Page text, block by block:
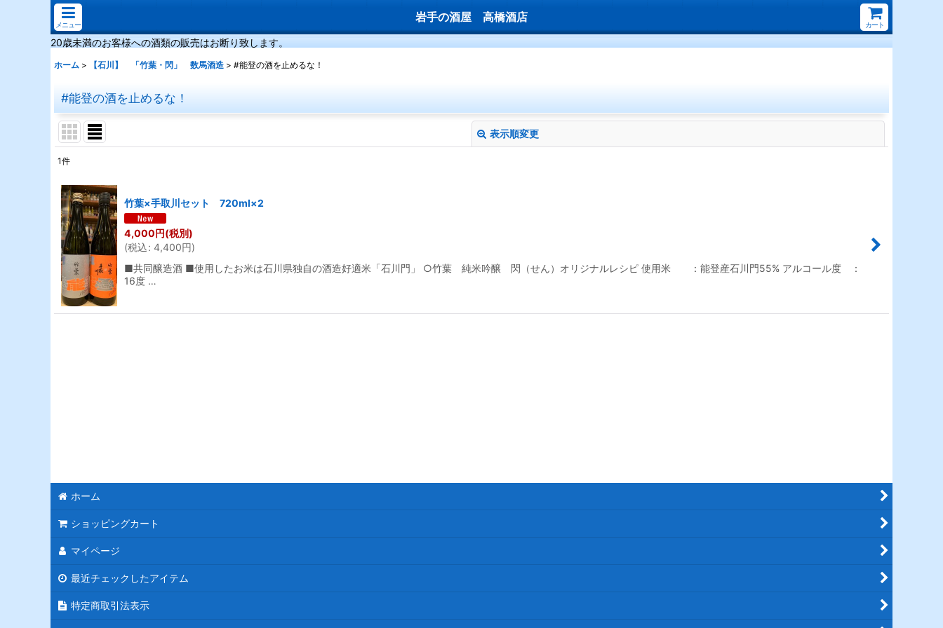
メニュー
岩手の酒屋 高橋酒店
カート
20歳未満のお客様への酒類の販売はお断り致します。
ホーム > 【石川】 「竹葉・閃」 数馬酒造 > #能登の酒を止めるな！
#能登の酒を止めるな！
表示順変更
並び順:
1件
竹葉×手取川セット 720ml×2
4,000円(税別)
(税込: 4,400円)
■共同醸造酒 ■使用したお米は石川県独自の酒造好適米「石川門」 ○竹葉 純米吟醸 閃（せん）オリジナルレシピ 使用米 ：能登産石川門55% アルコール度 ：
16度 …
ホーム
ショッピングカート
マイページ
最近チェックしたアイテム
特定商取引法表示